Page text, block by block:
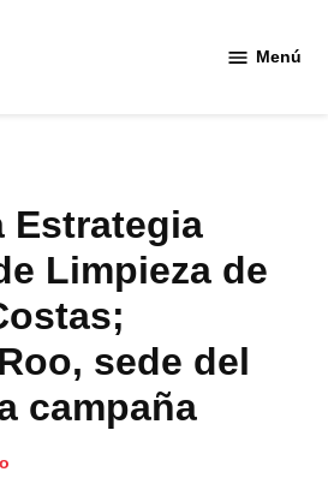
Menú
Estrategia
Limpieza de
sede del
campaña